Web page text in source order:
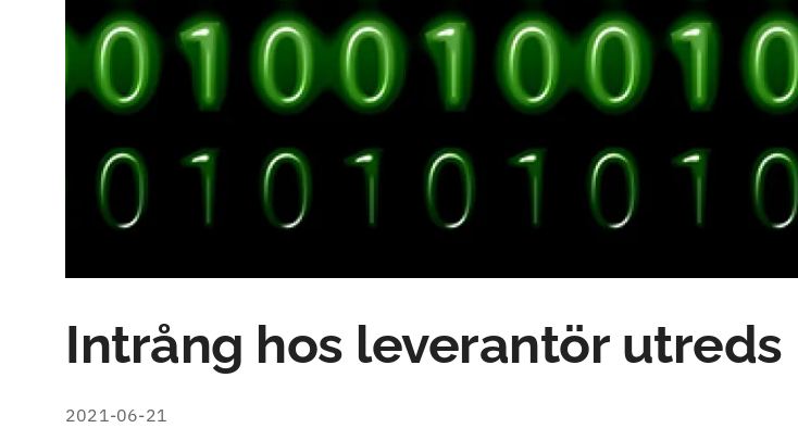
Intrång hos leverantör utreds
2021-06-21